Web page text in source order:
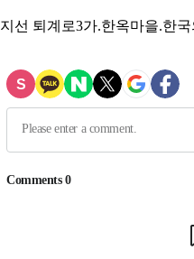
지선 퇴계로3가.한옥마을.한국